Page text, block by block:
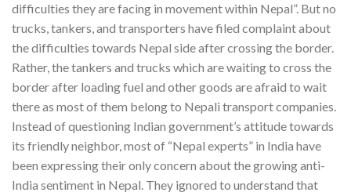
difficulties they are facing in movement within Nepal”. But no
trucks, tankers, and transporters have filed complaint about
the difficulties towards Nepal side after crossing the border.
Rather, the tankers and trucks which are waiting to cross the
border after loading fuel and other goods are afraid to wait
there as most of them belong to Nepali transport companies.
Instead of questioning Indian government’s attitude towards
its friendly neighbor, most of “Nepal experts” in India have
been expressing their only concern about the growing anti-
India sentiment in Nepal. They ignored to understand that